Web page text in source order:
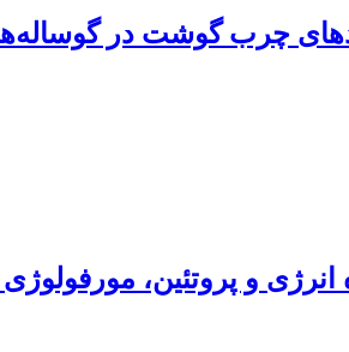
چرب گوشت در
انرژی و پروتئین،